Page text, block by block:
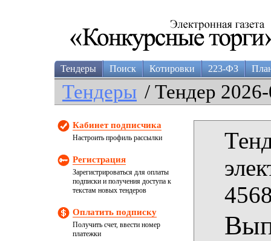
Тендеры Поиск Котировки 223-ФЗ
Тендеры / Тендер
Кабинет подписчика
Настроить профиль рассылки
Регистрация
Зарегистрироваться для оплаты
подписки и получения доступа к
текстам новых тендеров
Оплатить подписку
Получить счет, ввести номер
платежки